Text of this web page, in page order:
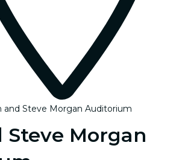
and Steve Morgan Auditorium
Steve Morgan